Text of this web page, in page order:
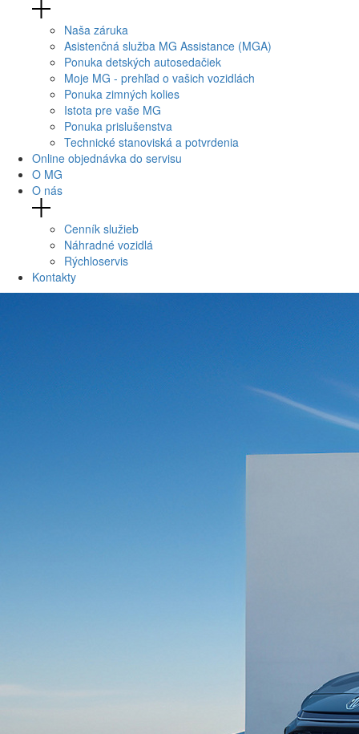
Naša záruka
Asistenčná služba MG Assistance (MGA)
Ponuka detských autosedačiek
Moje MG - prehľad o vašich vozidlách
Ponuka zimných kolies
Istota pre vaše MG
Ponuka prislušenstva
Technické stanoviská a potvrdenia
Online objednávka do servisu
O MG
O nás
Cenník služieb
Náhradné vozidlá
Rýchloservis
Kontakty